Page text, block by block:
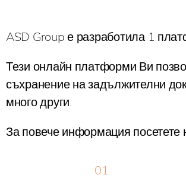
ASD Group е разработила 1
Тези онлайн платформи Ви
съхранение на задължителни
много други.
За повече информация посетете
01